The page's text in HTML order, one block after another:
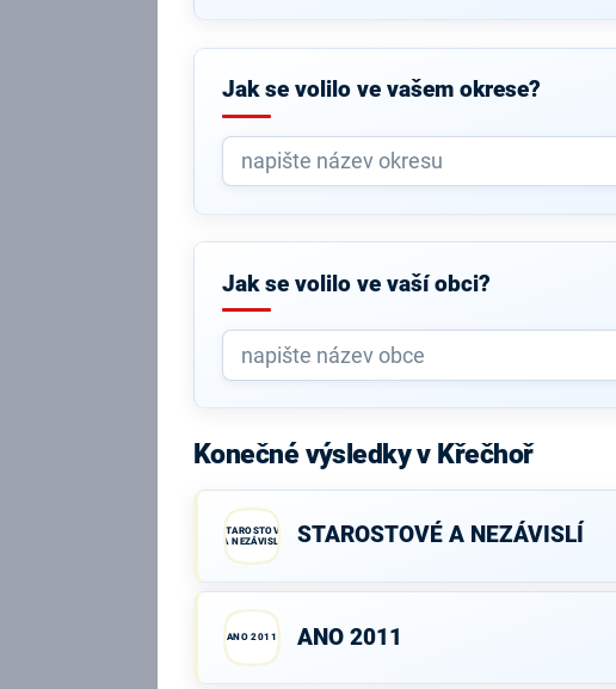
Jak se volilo ve vašem okrese?
Jak se volilo ve vaší obci?
Konečné výsledky v Křečhoř
STAROSTOVÉ
A NEZÁVISLÍ
STAROSTOVÉ A NEZÁVISLÍ
ANO 2011 ANO 2011